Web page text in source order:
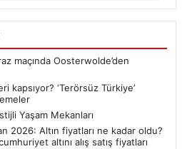
maçında Oosterwolde’den
kapsıyor? ‘Terörsüz Türkiye’
Yaşam Mekanları
2026: Altın fiyatları ne kadar oldu?
altını alış satış fiyatları